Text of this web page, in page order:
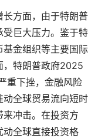
方面，由于特朗普
巨大压力。鉴于特
金组织等主要国际
，特朗普政府2025
重下挫，金融风险
全球贸易流向短时
冲击。在投资方
动全球直接投资格